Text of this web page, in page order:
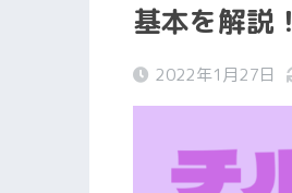
基本を解説！
2022年1月27日